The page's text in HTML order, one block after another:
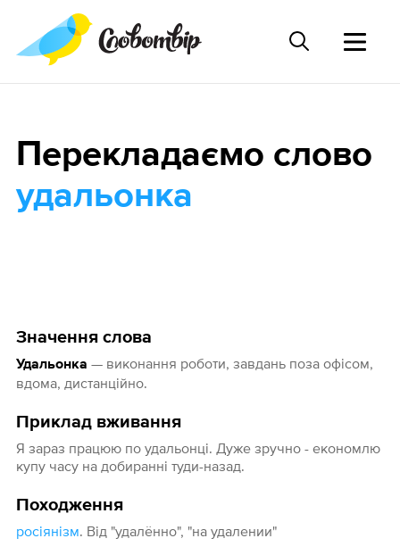
Значення слова
Удальонка — виконання роботи, завдань поза офісом,
вдома, дистанційно.
Приклад вживання
Я зараз працюю по удальонці. Дуже зручно - економлю
купу часу на добиранні туди-назад.
Походження
росіянізм. Від "удалённо", "на удалении"
Перекладаємо слово
удальонка